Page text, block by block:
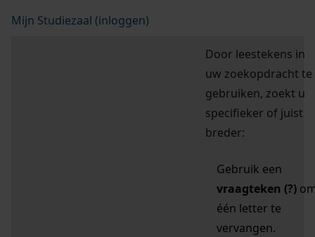
Mijn Studiezaal (inloggen)
Door leestekens in
uw zoekopdracht te
gebruiken, zoekt u
specifieker of juist
breder:
Gebruik een
vraagteken (?)
één letter te
vervangen.